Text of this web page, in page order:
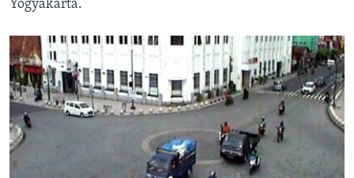
Yogyakarta.